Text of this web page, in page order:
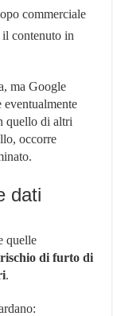
commerciale
contenuto in
ma Google
eventualmente
quello di altri
occorre
dati
quelle
rischio di furto di
.